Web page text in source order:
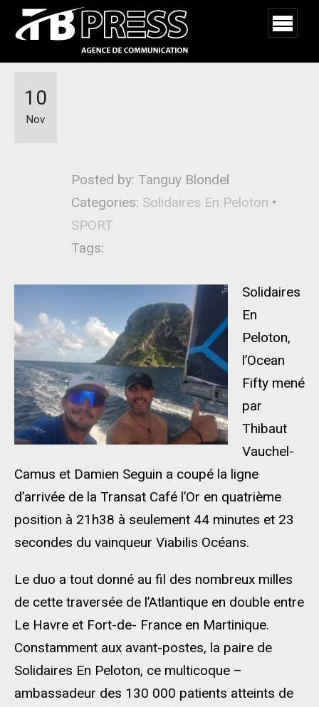
Posted by: Tanguy Blondel
Categories: Solidaires En Peloton •
SPORT
Tags:
10
Nov
Solidaires
En
Peloton,
l’Ocean
Fifty mené
par
Thibaut
Vauchel-
Camus et Damien Seguin a coupé la ligne
d’arrivée de la Transat Café l’Or en quatrième
position à 21h38 à seulement 44 minutes et 23
secondes du vainqueur Viabilis Océans.
Le duo a tout donné au fil des nombreux milles
de cette traversée de l’Atlantique en double entre
Le Havre et Fort-de- France en Martinique.
Constamment aux avant-postes, la paire de
Solidaires En Peloton, ce multicoque –
ambassadeur des 130 000 patients atteints de